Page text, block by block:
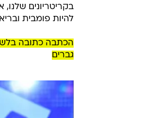
בקריטריונים
להיות פומבית
הכתבה כתובה
גברים